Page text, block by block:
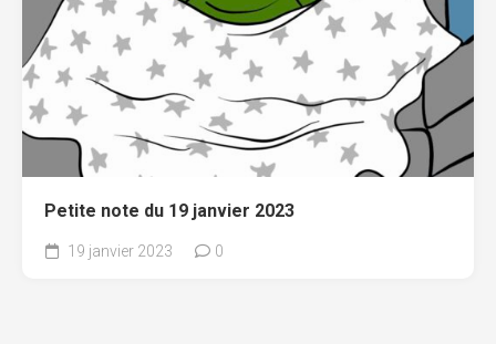
Petite note du 19 janvier 2023
19 janvier 2023 0